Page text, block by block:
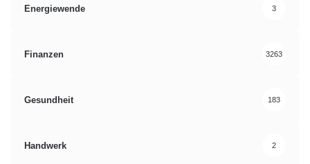
Energiewende 3
Finanzen 3263
Gesundheit 183
Handwerk 2